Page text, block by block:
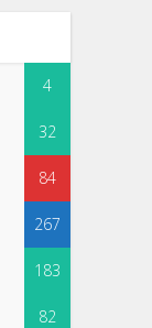
4
32
84
267
183
82